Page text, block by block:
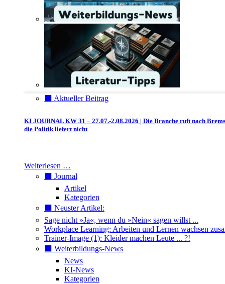
⬛️ Aktueller Beitrag
KI JOURNAL KW 31 – 27.07.-2.08.2026 | Die Branche ruft nach
die Politik liefert nicht
Weiterlesen …
⬛️ Journal
Artikel
Kategorien
⬛️ Neuster Artikel:
Sage nicht »Ja«, wenn du »Nein« sagen willst ...
Workplace Learning: Arbeiten und Lernen wachsen
Trainer-Image (1): Kleider machen Leute ... ?!
⬛️ Weiterbildungs-News
News
KI-News
Kategorien